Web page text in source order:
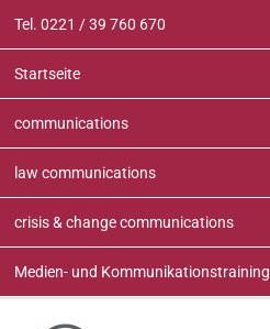
Inhalt
springen
Tel. 0221 / 39 760 670
Startseite
communications
law communications
crisis & change communications
Medien- und Kommunikationstraining